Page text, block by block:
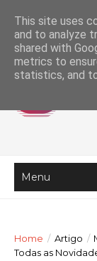
Home / Artigo /
Todas as
This site uses
and to analyze
shared with
metrics to
statistics, and